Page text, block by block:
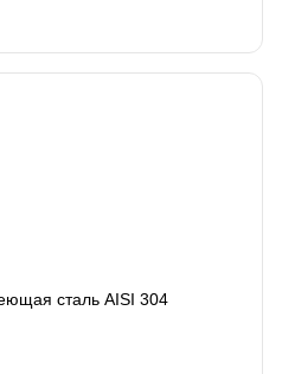
сталь AISI 304